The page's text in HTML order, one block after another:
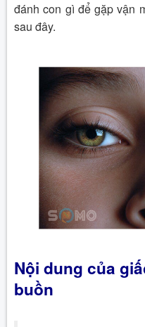
đánh con gì để gặp vận
sau đây.
Nội dung của
buồn